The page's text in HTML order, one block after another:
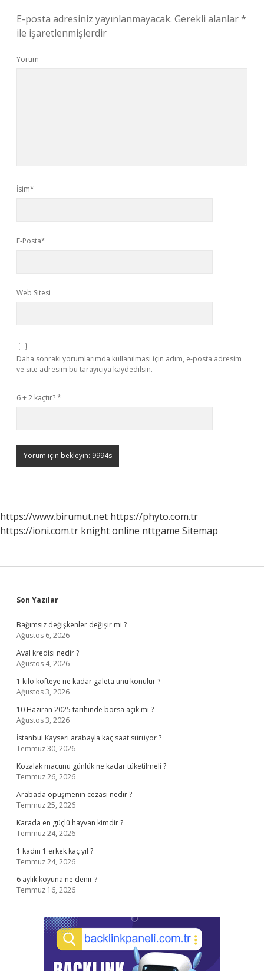
E-posta adresiniz yayınlanmayacak. Gerekli alanlar*
ile işaretlenmişlerdir
Yorum
İsim*
E-Posta*
Web Sitesi
Daha sonraki yorumlarımda kullanılması için adım, e-posta adresim
ve site adresim bu tarayıcıya kaydedilsin.
6 + 2 kaçtır?*
https://www.birumut.net https://phyto.com.tr
https://ioni.com.tr knight online nttgame Sitemap
Sidebar
Son Yazılar
Bağımsız değişkenler değişir mi ?
Ağustos 6, 2026
Aval kredisi nedir ?
Ağustos 4, 2026
1 kilo köfteye ne kadar galeta unu konulur ?
Ağustos 3, 2026
10 Haziran 2025 tarihinde borsa açık mı ?
Ağustos 3, 2026
İstanbul Kayseri arabayla kaç saat sürüyor ?
Temmuz 30, 2026
Kozalak macunu günlük ne kadar tüketilmeli ?
Temmuz 26, 2026
Arabada öpüşmenin cezası nedir ?
Temmuz 25, 2026
Karada en güçlü hayvan kimdir ?
Temmuz 24, 2026
1 kadın 1 erkek kaç yıl ?
Temmuz 24, 2026
6 aylık koyuna ne denir ?
Temmuz 16, 2026